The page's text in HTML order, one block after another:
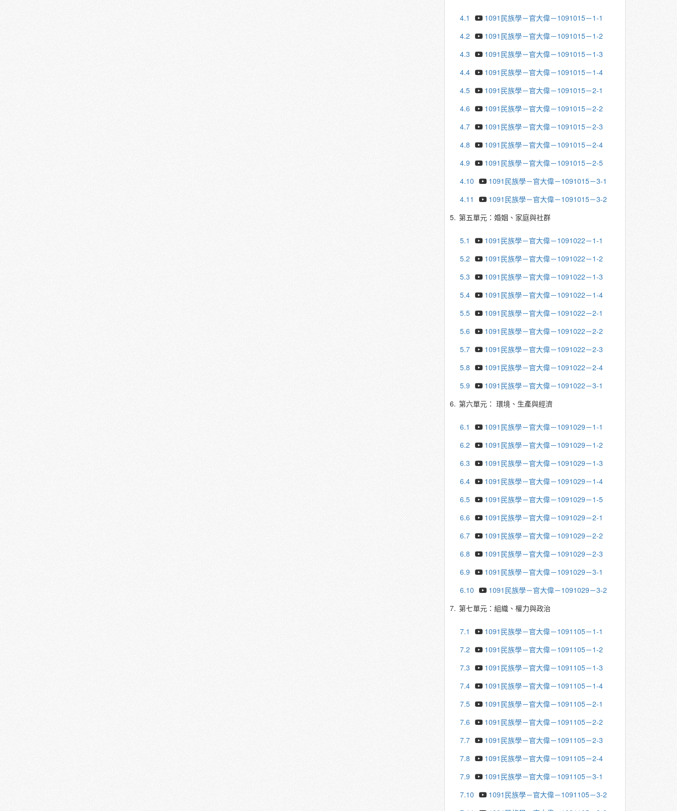
4.1
1091民族學－官大偉－1091015－1-1
4.2
1091民族學－官大偉－1091015－1-2
4.3
1091民族學－官大偉－1091015－1-3
4.4
1091民族學－官大偉－1091015－1-4
4.5
1091民族學－官大偉－1091015－2-1
4.6
1091民族學－官大偉－1091015－2-2
4.7
1091民族學－官大偉－1091015－2-3
4.8
1091民族學－官大偉－1091015－2-4
4.9
1091民族學－官大偉－1091015－2-5
4.10
1091民族學－官大偉－1091015－3-1
4.11
1091民族學－官大偉－1091015－3-2
5. 第五單元：婚姻、家庭與社群
5.1
1091民族學－官大偉－1091022－1-1
5.2
1091民族學－官大偉－1091022－1-2
5.3
1091民族學－官大偉－1091022－1-3
5.4
1091民族學－官大偉－1091022－1-4
5.5
1091民族學－官大偉－1091022－2-1
5.6
1091民族學－官大偉－1091022－2-2
5.7
1091民族學－官大偉－1091022－2-3
5.8
1091民族學－官大偉－1091022－2-4
5.9
1091民族學－官大偉－1091022－3-1
6. 第六單元： 環境、生產與經濟
6.1
1091民族學－官大偉－1091029－1-1
6.2
1091民族學－官大偉－1091029－1-2
6.3
1091民族學－官大偉－1091029－1-3
6.4
1091民族學－官大偉－1091029－1-4
6.5
1091民族學－官大偉－1091029－1-5
6.6
1091民族學－官大偉－1091029－2-1
6.7
1091民族學－官大偉－1091029－2-2
6.8
1091民族學－官大偉－1091029－2-3
6.9
1091民族學－官大偉－1091029－3-1
6.10
1091民族學－官大偉－1091029－3-2
7. 第七單元：組織、權力與政治
7.1
1091民族學－官大偉－1091105－1-1
7.2
1091民族學－官大偉－1091105－1-2
7.3
1091民族學－官大偉－1091105－1-3
7.4
1091民族學－官大偉－1091105－1-4
7.5
1091民族學－官大偉－1091105－2-1
7.6
1091民族學－官大偉－1091105－2-2
7.7
1091民族學－官大偉－1091105－2-3
7.8
1091民族學－官大偉－1091105－2-4
7.9
1091民族學－官大偉－1091105－3-1
7.10
1091民族學－官大偉－1091105－3-2